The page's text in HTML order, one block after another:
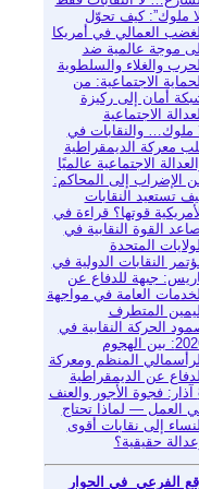
ملوك”: كيف تحوّل
العمالي في أمريكا
موجة عالمية ضد
والغلاء والسلطوية
الاجتماعية: من
أمان إلى ركيزة
الاجتماعية
ملوك… والنقابات في
معركة الديمقراطية
الاجتماعية عالميًا
الإضراب إلى المحاكم:
تستعيد النقابات
قوتها؟ قراءة في
القوة النقابية في
المتحدة
النقابات الدولية في
جبهة للدفاع عن
العامة في مواجهة
المتطرف
الحركة النقابية في
2026: بين الهجوم
المنظم ومعركة
عن الديمقراطية
8 آذار: فجوة الأجور والعنف
العمل — لماذا تحتاج
إلى نقابات أقوى
حقيقية؟
الفرعي في الحوار